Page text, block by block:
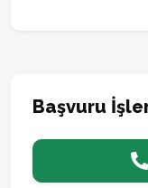
Başvuru